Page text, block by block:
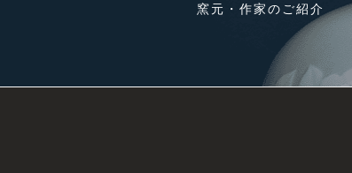
窯元・作家のご紹介